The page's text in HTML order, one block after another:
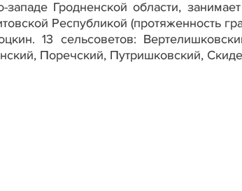
Гродненской области,
Республикой (протяженность
13 сельсоветов:
Поречский, Путришковский,